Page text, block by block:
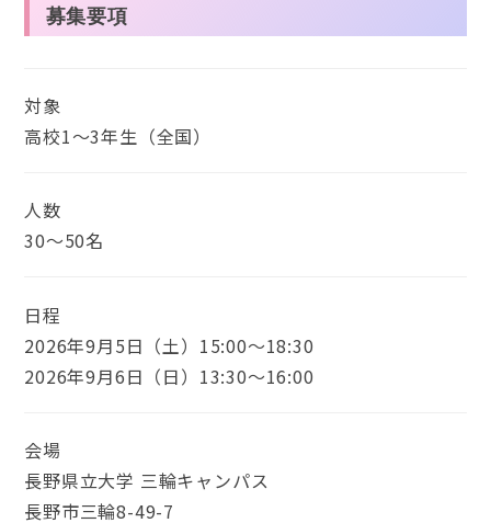
募集要項
対象
高校1〜3年生（全国）
人数
30〜50名
日程
2026年9月5日（土）15:00〜18:30
2026年9月6日（日）13:30〜16:00
会場
長野県立大学 三輪キャンパス
長野市三輪8-49-7